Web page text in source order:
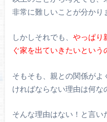
非常に難しいことが分かり
しかしそれでも、 やっぱり
ぐ家を出ていきたいという
そもそも、親との関係が
ければならない理由は何な
そんな理由はない！と言い